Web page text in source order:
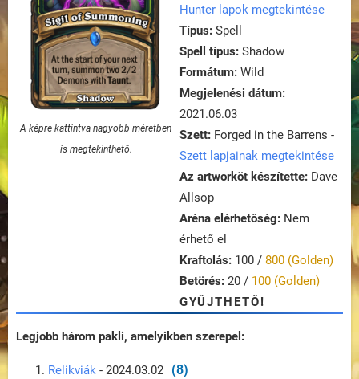
A képre kattintva nagyobb méretben
is megtekinthető.
Hunter lapok megtekintése
Típus: Spell
Spell típus: Shadow
Formátum: Wild
Megjelenési dátum:
2021.06.03
Szett: Forged in the Barrens -
Szett lapjainak megtekintése
Az artworköt készítette: Dave
Allsop
Aréna elérhetőség: Nem
érhető el
Kraftolás: 100 / 800 (Golden)
Betörés: 20 / 100 (Golden)
GYŰJTHETŐ!
Legjobb három pakli, amelyikben szerepel:
Relikviák - 2024.03.02 (8)